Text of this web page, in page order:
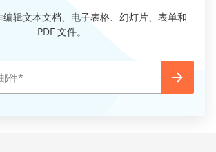
辑文本文档、电子表格、幻灯片、表单和
PDF 文件。